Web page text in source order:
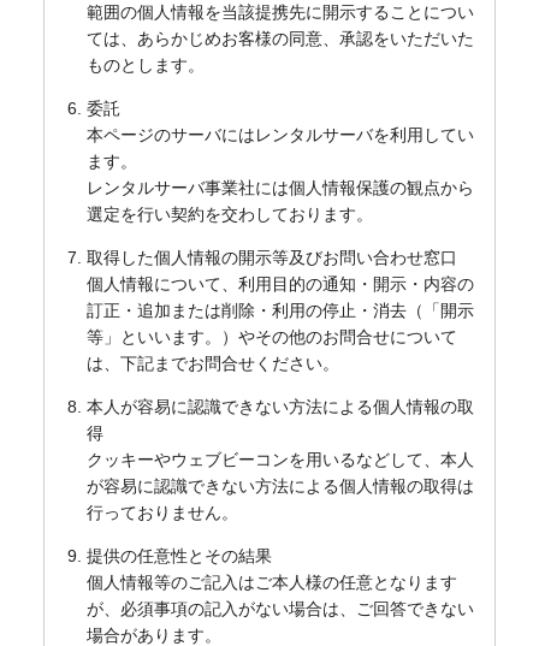
範囲の個人情報を当該提携先に開示することについ
ては、あらかじめお客様の同意、承認をいただいた
ものとします。
委託
本ページのサーバにはレンタルサーバを利用してい
ます。
レンタルサーバ事業社には個人情報保護の観点から
選定を行い契約を交わしております。
取得した個人情報の開示等及びお問い合わせ窓口
個人情報について、利用目的の通知・開示・内容の
訂正・追加または削除・利用の停止・消去（「開示
等」といいます。）やその他のお問合せについて
は、下記までお問合せください。
本人が容易に認識できない方法による個人情報の取
得
クッキーやウェブビーコンを用いるなどして、本人
が容易に認識できない方法による個人情報の取得は
行っておりません。
提供の任意性とその結果
個人情報等のご記入はご本人様の任意となります
が、必須事項の記入がない場合は、ご回答できない
場合があります。